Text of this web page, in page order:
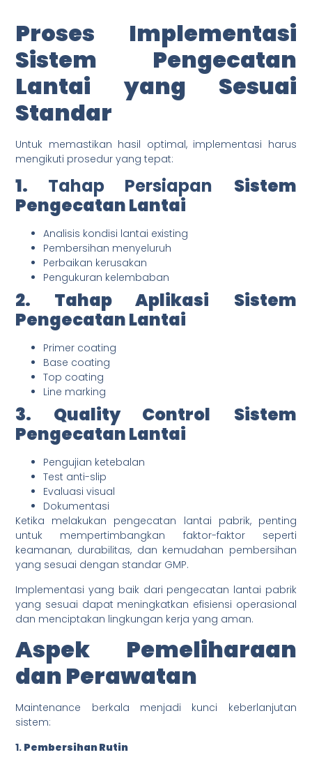
Proses Implementasi
Sistem Pengecatan
Lantai yang Sesuai
Standar
Untuk memastikan hasil optimal, implementasi harus
mengikuti prosedur yang tepat:
1. Tahap Persiapan
Sistem
Pengecatan Lantai
Analisis kondisi lantai existing
Pembersihan menyeluruh
Perbaikan kerusakan
Pengukuran kelembaban
2. Tahap Aplikasi
Sistem
Pengecatan Lantai
Primer coating
Base coating
Top coating
Line marking
3. Quality Control
Sistem
Pengecatan Lantai
Pengujian ketebalan
Test anti-slip
Evaluasi visual
Dokumentasi
Ketika melakukan pengecatan lantai pabrik, penting
untuk mempertimbangkan faktor-faktor seperti
keamanan, durabilitas, dan kemudahan pembersihan
yang sesuai dengan standar GMP.
Implementasi yang baik dari pengecatan lantai pabrik
yang sesuai dapat meningkatkan efisiensi operasional
dan menciptakan lingkungan kerja yang aman.
Aspek Pemeliharaan
dan Perawatan
Maintenance berkala menjadi kunci keberlanjutan
sistem:
1. Pembersihan Rutin